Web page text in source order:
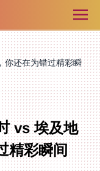
你还在为错过精彩瞬
vs 埃及地
精彩瞬间